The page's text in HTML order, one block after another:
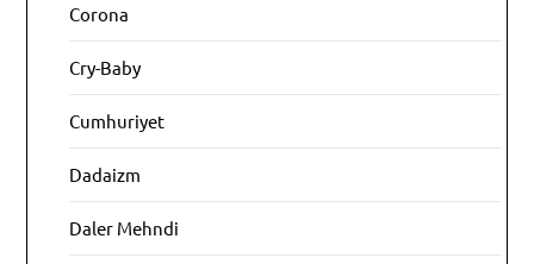
Corona
Cry-Baby
Cumhuriyet
Dadaizm
Daler Mehndi